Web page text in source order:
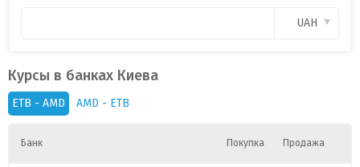
UAH
Курсы в банках Киева
ETB - AMD AMD - ETB
Банк Покупка Продажа